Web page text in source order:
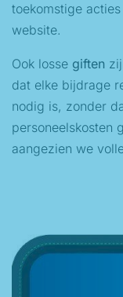
toekomstige
website.
Ook losse giften
dat elke bijdrage
nodig is, zonder
personeelskosten
aangezien we